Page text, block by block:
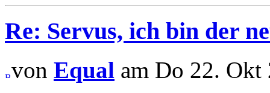
Re: Servus, ich bin der
von Equal am Do 22. Okt